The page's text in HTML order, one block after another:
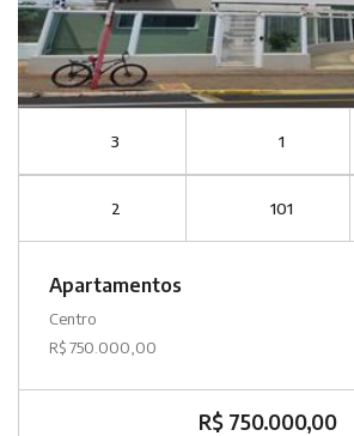
3 1
2 101
Apartamentos
Centro
R$ 750.000,00
R$ 750.000,00